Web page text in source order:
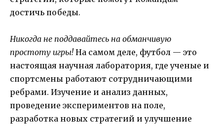
достичь победы.
Никогда не поддавайтесь на обманчивую
простоту игры!На самом деле, футбол — это
настоящая научная лаборатория, где ученые и
спортсмены работают сотрудничающими
ребрами. Изучение и анализ данных,
проведение экспериментов на поле,
разработка новых стратегий и улучшение